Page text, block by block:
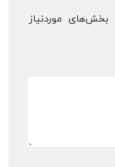
بخش‌های موردنیاز